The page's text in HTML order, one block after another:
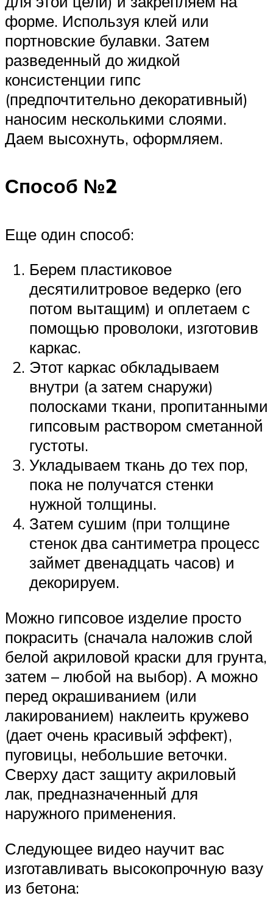
форме. Используя клей или
портновские булавки. Затем
разведенный до жидкой
консистенции гипс
(предпочтительно декоративный)
наносим несколькими слоями.
Даем высохнуть, оформляем.
Способ №2
Еще один способ:
Берем пластиковое
десятилитровое ведерко (его
потом вытащим) и оплетаем с
помощью проволоки, изготовив
каркас.
Этот каркас обкладываем
внутри (а затем снаружи)
полосками ткани, пропитанными
гипсовым раствором сметанной
густоты.
Укладываем ткань до тех пор,
пока не получатся стенки
нужной толщины.
Затем сушим (при толщине
стенок два сантиметра процесс
займет двенадцать часов) и
декорируем.
Можно гипсовое изделие просто
покрасить (сначала наложив слой
белой акриловой краски для грунта,
затем – любой на выбор). А можно
перед окрашиванием (или
лакированием) наклеить кружево
(дает очень красивый эффект),
пуговицы, небольшие веточки.
Сверху даст защиту акриловый
лак, предназначенный для
наружного применения.
Следующее видео научит вас
изготавливать высокопрочную вазу
из бетона: